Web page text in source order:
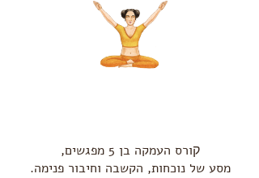
קורס העמקה בן 5 מפגשים,
מסע של נוכחות, הקשבה וחיבור פנימה.